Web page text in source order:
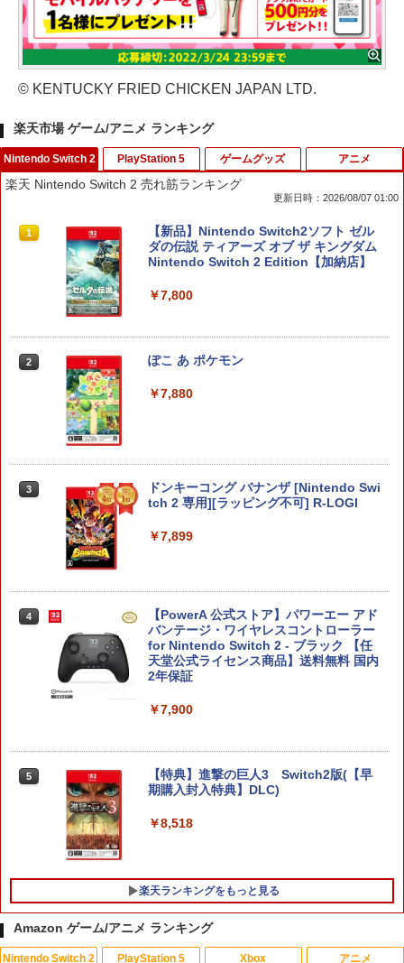
© KENTUCKY FRIED CHICKEN JAPAN LTD.
楽天市場 ゲーム/アニメ ランキング
Nintendo Switch 2
楽天 Nintendo Switch 2 売れ筋ランキング
更新日時：2026/08/07 01:00
1
【新品】Nintendo Switch2ソフト ゼル
ダの伝説 ティアーズ オブ ザ キングダム
Nintendo Switch 2 Edition【加納店】
￥7,800
2 ぽこ あ ポケモン
￥7,880
3
ドンキーコング バナンザ [Nintendo Swi
tch 2 専用][ラッピング不可] R-LOGI
￥7,899
4
【PowerA 公式ストア】パワーエー アド
バンテージ・ワイヤレスコントローラー
for Nintendo Switch 2 - ブラック 【任
天堂公式ライセンス商品】送料無料 国内
2年保証
￥7,900
5
【特典】進撃の巨人3 Switch2版(【早
期購入封入特典】DLC)
￥8,518
楽天ランキングをもっと見る
PlayStation 5 ゲームグッズ アニメ
Amazon ゲーム/アニメ ランキング
Nintendo Switch 2 PlayStation 5 Xbox アニメ